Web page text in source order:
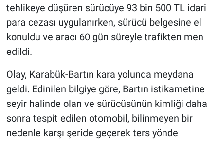
tehlikeye düşüren sürücüye 93 bin 500 TL idari
para cezası uygulanırken, sürücü belgesine el
konuldu ve aracı 60 gün süreyle trafikten men
edildi.
Olay, Karabük-Bartın kara yolunda meydana
geldi. Edinilen bilgiye göre, Bartın istikametine
seyir halinde olan ve sürücüsünün kimliği daha
sonra tespit edilen otomobil, bilinmeyen bir
nedenle karşı şeride geçerek ters yönde